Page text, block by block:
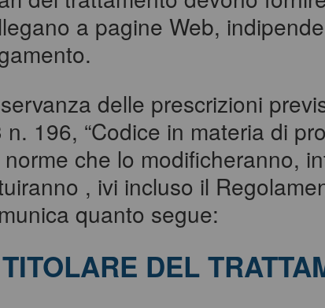
a pagine Web,
delle prescrizioni
n. 196, “Codice in materia di
che lo modificheranno,
, ivi incluso il
quanto segue:
DEL